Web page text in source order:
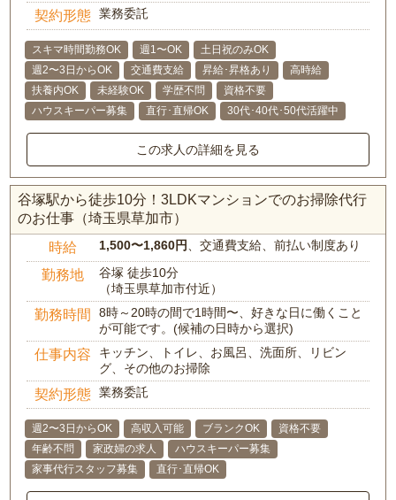
契約形態 業務委託
スキマ時間勤務OK 週1〜OK
土日祝のみOK
週2〜3日からOK
交通費支給 昇給･昇格あり
高時給
扶養内OK
未経験OK 学歴不問
資格不要
ハウスキーパー募集
直行･直帰OK 30代･40代･50代活躍中
この求人の詳細を見る
谷塚駅から徒歩10分！3LDKマンションでのお掃除代行
のお仕事（埼玉県草加市）
時給 1,500〜1,860円、交通費支給、前払い制度あり
勤務地
谷塚 徒歩10分
（埼玉県草加市付近）
勤務時間
8時～20時の間で1時間〜、好きな日に働くこと
が可能です。(候補の日時から選択)
仕事内容
キッチン、トイレ、お風呂、洗面所、リビン
グ、その他のお掃除
契約形態 業務委託
週2〜3日からOK 高収入可能 ブランクOK
資格不要
年齢不問
家政婦の求人
ハウスキーパー募集
家事代行スタッフ募集
直行･直帰OK